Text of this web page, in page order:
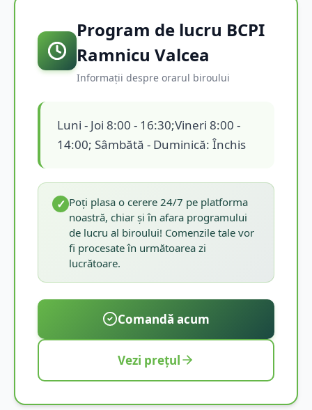
Program de lucru BCPI
Ramnicu Valcea
Informații despre orarul biroului
Luni - Joi 8:00 - 16:30;Vineri 8:00 -
14:00; Sâmbătă - Duminică: Închis
✓ Poți plasa o cerere 24/7 pe platforma
noastră, chiar și în afara programului
de lucru al biroului! Comenzile tale vor
fi procesate în următoarea zi
lucrătoare.
Comandă acum
Vezi prețul